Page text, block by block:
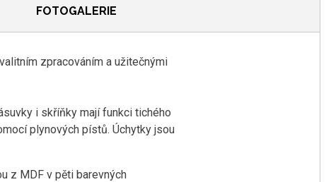
FOTOGALERIE
zpracováním a užitečnými
i skříňky mají funkci tichého
plynových pístů. Úchytky jsou
z MDF v pěti barevných